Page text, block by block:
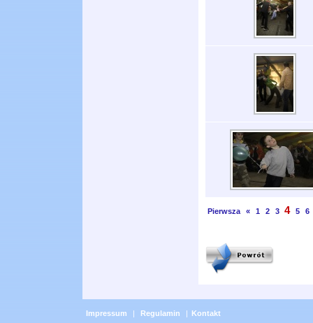
Pierwsza « 1 2 3 4 5 6
Impressum | Regulamin | Kontakt